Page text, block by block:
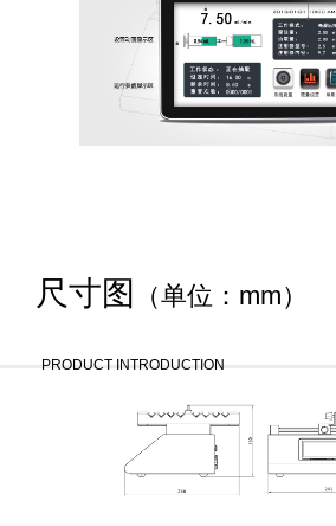
尺寸图 （单位：mm）
PRODUCT INTRODUCTION